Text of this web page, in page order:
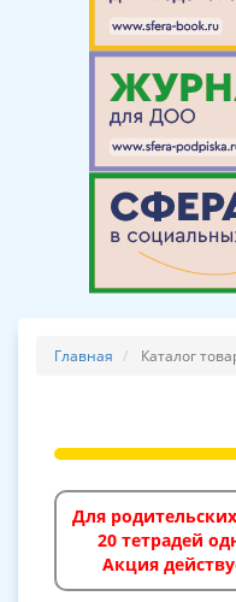
Главная Каталог
Для
20 тетрадей
Акция